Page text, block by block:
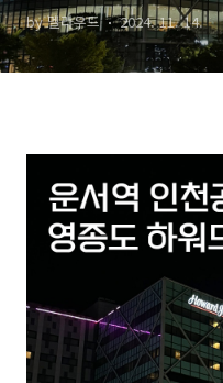
by 멜라우드 2024. 11. 14.